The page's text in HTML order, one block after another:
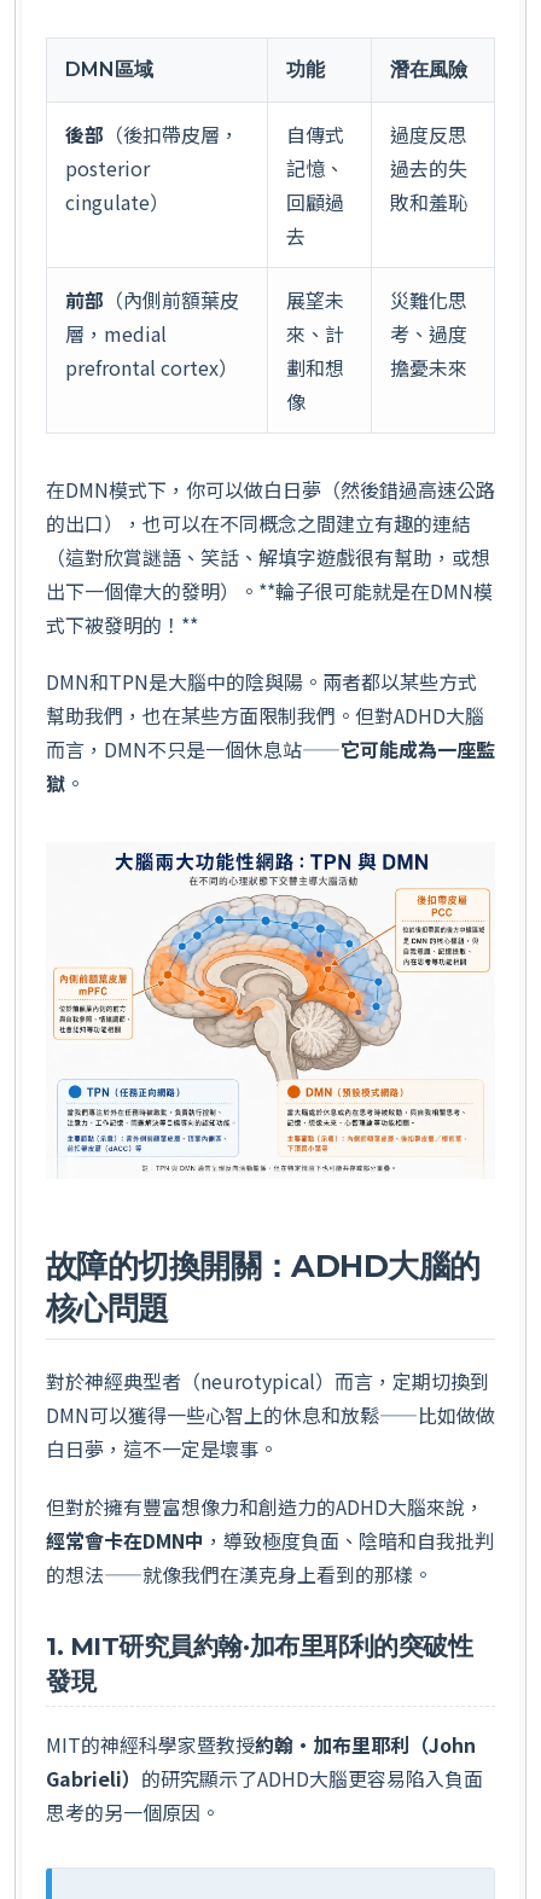
DMN區域 功能 潛在風險
後部 （後扣帶皮層，
posterior
cingulate）
自傳式
記憶、
回顧過
去
過度反思
過去的失
敗和羞恥
前部 （內側前額葉皮
層，medial
prefrontal cortex）
展望未
來、計
劃和想
像
災難化思
考、過度
擔憂未來
在DMN模式下，你可以做白日夢（然後錯過高速公路
的出口），也可以在不同概念之間建立有趣的連結
（這對欣賞謎語、笑話、解填字遊戲很有幫助，或想
出下一個偉大的發明）。**輪子很可能就是在DMN模
式下被發明的！**
DMN和TPN是大腦中的陰與陽。兩者都以某些方式
幫助我們，也在某些方面限制我們。但對ADHD大腦
而言，DMN不只是一個休息站——它可能成為一座監
獄 。
故障的切換開關：ADHD大腦的
核心問題
對於神經典型者（neurotypical）而言，定期切換到
DMN可以獲得一些心智上的休息和放鬆——比如做做
白日夢，這不一定是壞事。
但對於擁有豐富想像力和創造力的ADHD大腦來說，
經常會卡在DMN中 ，導致極度負面、陰暗和自我批判
的想法——就像我們在漢克身上看到的那樣。
1. MIT研究員約翰·加布里耶利的突破性
發現
MIT的神經科學家暨教授約翰·加布里耶利（John
Gabrieli） 的研究顯示了ADHD大腦更容易陷入負面
思考的另一個原因。